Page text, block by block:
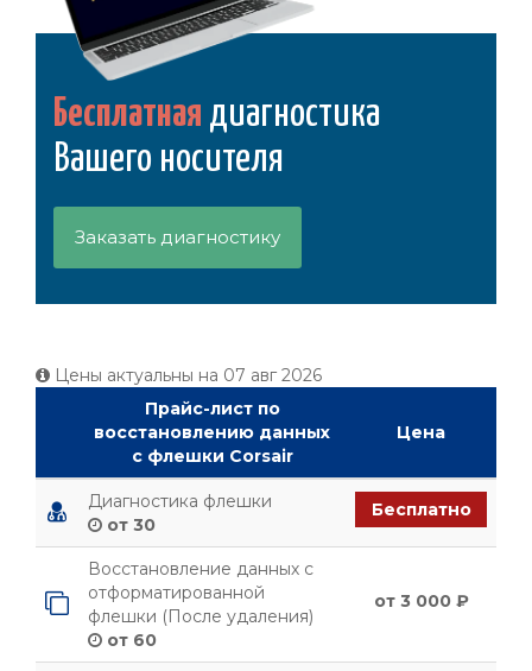
Бесплатная диагностика
Вашего носителя
Заказать диагностику
Цены актуальны на 07 авг 2026
Прайс-лист по
восстановлению данных
с флешки Corsair
Цена
Диагностика флешки
от 30
Бесплатно
Восстановление данных с
отформатированной
флешки (После удаления)
от 60
от 3 000 ₽